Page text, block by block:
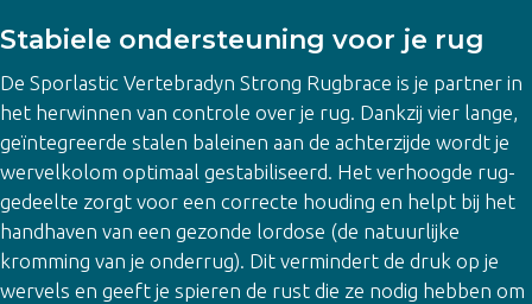
Stabiele ondersteuning voor je rug
De Sporlastic Vertebradyn Strong Rugbrace is je partner in
het herwinnen van controle over je rug. Dankzij vier lange,
geïntegreerde stalen baleinen aan de achterzijde wordt je
wervelkolom optimaal gestabiliseerd. Het verhoogde rug-
gedeelte zorgt voor een correcte houding en helpt bij het
handhaven van een gezonde lordose (de natuurlijke
kromming van je onderrug). Dit vermindert de druk op je
wervels en geeft je spieren de rust die ze nodig hebben om